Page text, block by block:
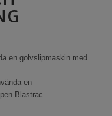
en golvslipmaskin med
en
Blastrac.